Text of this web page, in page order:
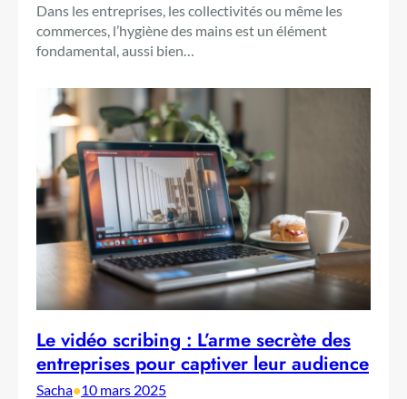
Dans les entreprises, les collectivités ou même les
commerces, l’hygiène des mains est un élément
fondamental, aussi bien…
Le vidéo scribing : L’arme secrète des
entreprises pour captiver leur audience
Sacha•10 mars 2025